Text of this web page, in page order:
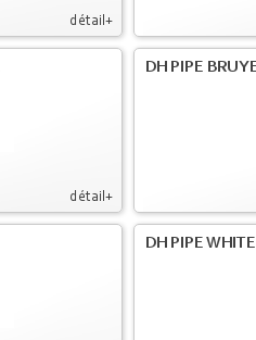
détail+
détail+
DH PIPE
DH PIPE